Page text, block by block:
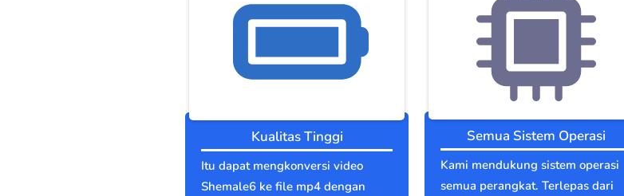
Kualitas Tinggi
Itu dapat mengkonversi video
Shemale6 ke file mp4 dengan
Semua Sistem Operasi
Kami mendukung sistem operasi
semua perangkat. Terlepas dari